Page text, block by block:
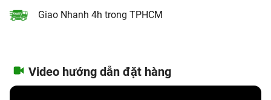
Giao Nhanh 4h trong TPHCM
Video hướng dẫn đặt hàng